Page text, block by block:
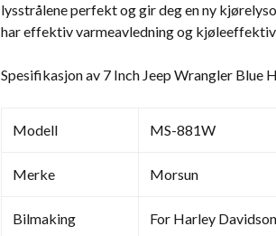
lysstrålene perfekt og gir deg en ny
har effektiv varmeavledning og
Spesifikasjon av 7 Inch Jeep Wrangler Blue
Modell MS-881W
Merke Morsun
Bilmaking For Harley